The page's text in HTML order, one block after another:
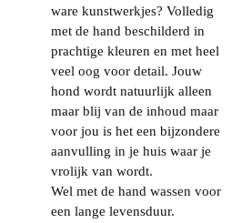
ware kunstwerkjes? Volledig
met de hand beschilderd in
prachtige kleuren en met heel
veel oog voor detail. Jouw
hond wordt natuurlijk alleen
maar blij van de inhoud maar
voor jou is het een bijzondere
aanvulling in je huis waar je
vrolijk van wordt.
Wel met de hand wassen voor
een lange levensduur.